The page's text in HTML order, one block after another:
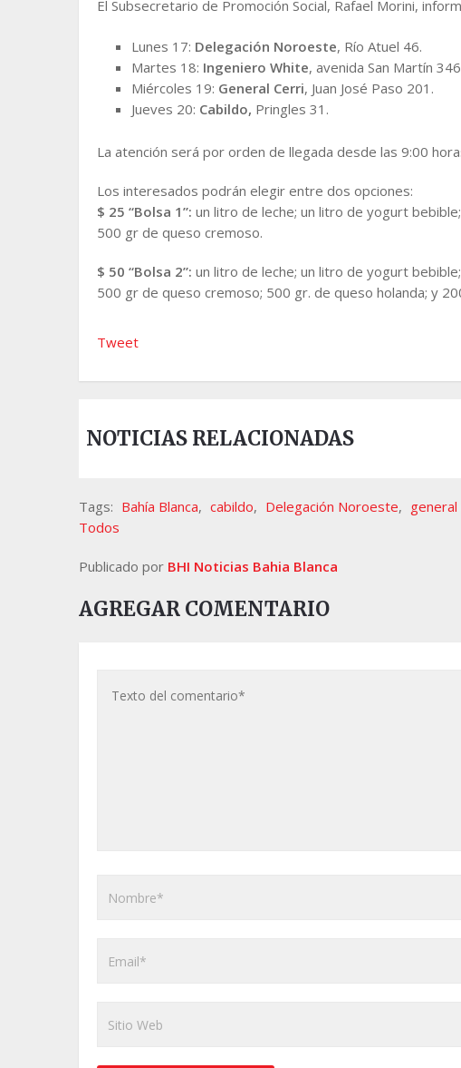
El Subsecretario de Promoción Social, Rafael Morini,
Lunes 17: Delegación Noroeste, Río Atuel 46.
Martes 18: Ingeniero White, avenida San Martín
Miércoles 19: General Cerri, Juan José Paso 201.
Jueves 20: Cabildo, Pringles 31.
La atención será por orden de llegada desde las 9:00
Los interesados podrán elegir entre dos opciones:
$ 25 “Bolsa 1”: un litro de leche; un litro de yogurt
500 gr de queso cremoso.
$ 50 “Bolsa 2”: un litro de leche; un litro de yogurt
500 gr de queso cremoso; 500 gr. de queso holanda; y
Tweet
NOTICIAS RELACIONADAS
Tags: Bahía Blanca, cabildo, Delegación Noroeste, general
Todos
Publicado por BHI Noticias Bahia Blanca
AGREGAR COMENTARIO